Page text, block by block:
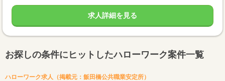
求人詳細を見る
お探しの条件にヒットしたハローワーク案件一覧
ハローワーク求人（掲載元：飯田橋公共職業安定所）